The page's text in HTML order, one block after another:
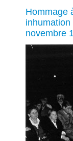
Hommage
novembre